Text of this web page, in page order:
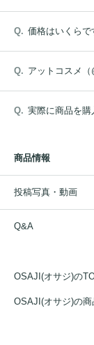
価格はいくらで
アットコスメ
実際に商品を購
商品情報
投稿写真・動画
Q&A
OSAJI(オサジ)の
OSAJI(オサジ)の